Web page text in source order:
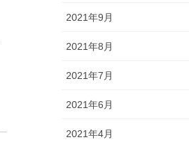
2021年9月
2021年8月
2021年7月
2021年6月
2021年4月